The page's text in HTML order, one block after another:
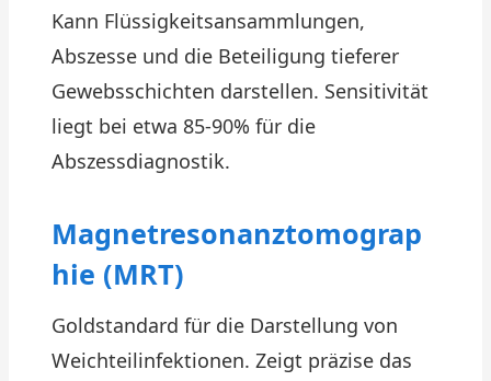
Kann Flüssigkeitsansammlungen,
Abszesse und die Beteiligung tieferer
Gewebsschichten darstellen. Sensitivität
liegt bei etwa 85-90% für die
Abszessdiagnostik.
Magnetresonanztomograp
hie (MRT)
Goldstandard für die Darstellung von
Weichteilinfektionen. Zeigt präzise das